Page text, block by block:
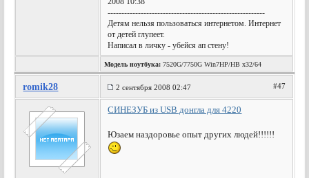
---------------------------------------------------------
Детям нельзя пользоваться интернетом. Интернет
от детей глупеет.
Написал в личку - убейся ап стену!
Модель ноутбука: 7520G/7750G Win7HP/HB x32/64
romik28 2 сентября 2008 02:47 #47
СИНЕЗУБ из USB донгла для 4220
Юзаем наздоровье опыт других людей!!!!!!